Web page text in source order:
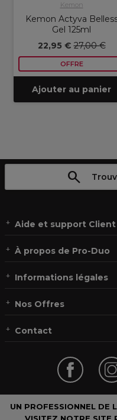
Kemon
Kemon Actyva
Gel 125ml
22,95 €27,00 €
OFFRE
Ajouter au panier
Aide et support Client
À propos de Pro-Duo
Informations légales
Nos Offres
Contact
UN PROFESSIONNEL DE